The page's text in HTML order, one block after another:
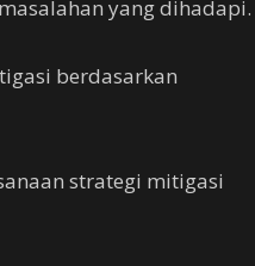
yang dihadapi.
berdasarkan
strategi mitigasi